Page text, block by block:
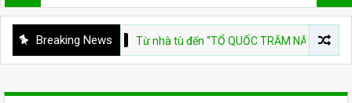
Breaking News
30 THÁNG 4 Từ nhà tù đến “TỔ QUỐC TRĂM NĂM” CSVN